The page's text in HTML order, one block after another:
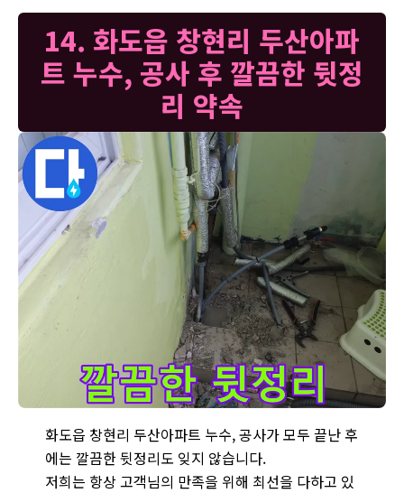
14. 화도읍 창현리 두산아파
트 누수, 공사 후 깔끔한 뒷정
리 약속
화도읍 창현리 두산아파트 누수, 공사가 모두 끝난 후
에는 깔끔한 뒷정리도 잊지 않습니다.
저희는 항상 고객님의 만족을 위해 최선을 다하고 있